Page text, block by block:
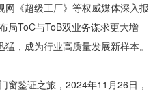
《超级工厂》等权威媒体深入报
局ToC与ToB双业务谋求更大增
，成为行业高质量发展新样本。
窗鉴证之旅，2024年11月26日，